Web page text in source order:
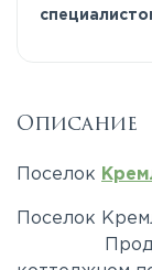
Описание
Поселок
Поселок